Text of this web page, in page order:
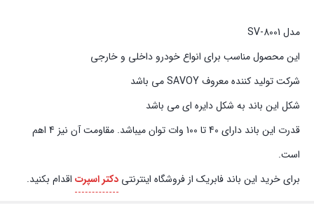
مدل SV-8001
این محصول مناسب برای انواع خودرو داخلی و خارجی
شرکت تولید کننده معروف SAVOY می باشد
شکل این باند به شکل دایره ای می باشد
قدرت این باند دارای 40 تا 100 وات توان میباشد. مقاومت آن نیز 4 اهم
است.
برای خرید این باند فابریک از فروشگاه اینترنتی دکتر اسپرت اقدام بکنید.